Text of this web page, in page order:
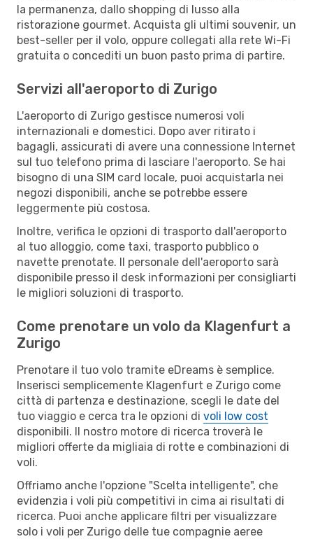
la permanenza, dallo shopping di lusso alla
ristorazione gourmet. Acquista gli ultimi souvenir, un
best-seller per il volo, oppure collegati alla rete Wi-Fi
gratuita o concediti un buon pasto prima di partire.
Servizi all'aeroporto di Zurigo
L'aeroporto di Zurigo gestisce numerosi voli
internazionali e domestici. Dopo aver ritirato i
bagagli, assicurati di avere una connessione Internet
sul tuo telefono prima di lasciare l'aeroporto. Se hai
bisogno di una SIM card locale, puoi acquistarla nei
negozi disponibili, anche se potrebbe essere
leggermente più costosa.
Inoltre, verifica le opzioni di trasporto dall'aeroporto
al tuo alloggio, come taxi, trasporto pubblico o
navette prenotate. Il personale dell'aeroporto sarà
disponibile presso il desk informazioni per consigliarti
le migliori soluzioni di trasporto.
Come prenotare un volo da Klagenfurt a
Zurigo
Prenotare il tuo volo tramite eDreams è semplice.
Inserisci semplicemente Klagenfurt e Zurigo come
città di partenza e destinazione, scegli le date del
tuo viaggio e cerca tra le opzioni di voli low cost
disponibili. Il nostro motore di ricerca troverà le
migliori offerte da migliaia di rotte e combinazioni di
voli.
Offriamo anche l'opzione "Scelta intelligente", che
evidenzia i voli più competitivi in cima ai risultati di
ricerca. Puoi anche applicare filtri per visualizzare
solo i voli per Zurigo delle tue compagnie aeree